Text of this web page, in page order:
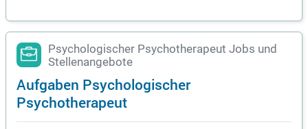
Psychologischer Psychotherapeut Jobs und
Stellenangebote
Aufgaben Psychologischer
Psychotherapeut